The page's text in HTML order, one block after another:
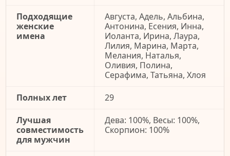
Подходящие
женские
имена
Августа, Адель, Альбина,
Антонина, Есения, Инна,
Иоланта, Ирина, Лаура,
Лилия, Марина, Марта,
Мелания, Наталья,
Оливия, Полина,
Серафима, Татьяна, Хлоя
Полных лет
29
Лучшая
совместимость
для мужчин
Дева: 100%, Весы: 100%,
Скорпион: 100%